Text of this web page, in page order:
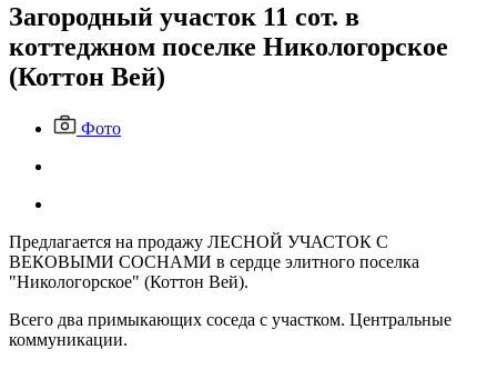
Загородный участок 11 сот. в
коттеджном поселке Никологорское
(Коттон Вей)
Фото
Предлагается на продажу ЛЕСНОЙ УЧАСТОК С
ВЕКОВЫМИ СОСНАМИ в сердце элитного поселка
"Никологорское" (Коттон Вей).
Всего два примыкающих соседа с участком. Центральные
коммуникации.